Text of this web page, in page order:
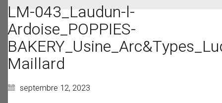
LM-043_Laudun-l-
Ardoise_POPPIES-
Maillard
septembre 12, 2023